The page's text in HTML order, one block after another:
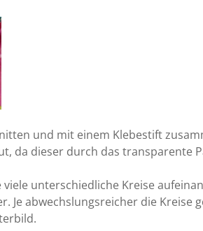
und mit einem Klebestift
da dieser durch das transparente
viele unterschiedliche Kreise
Je abwechslungsreicher die Kreise